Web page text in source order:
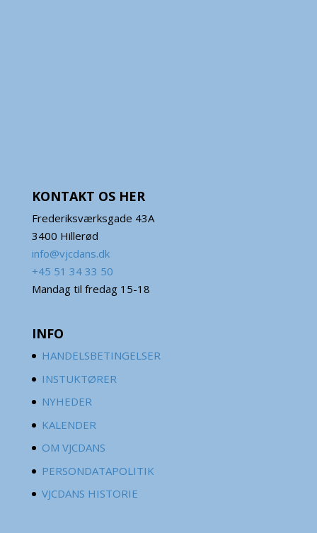
KONTAKT OS HER
Frederiksværksgade 43A
3400 Hillerød
info@vjcdans.dk
+45 51 34 33 50
Mandag til fredag 15-18
INFO
HANDELSBETINGELSER
INSTUKTØRER
NYHEDER
KALENDER
OM VJCDANS
PERSONDATAPOLITIK
VJCDANS HISTORIE